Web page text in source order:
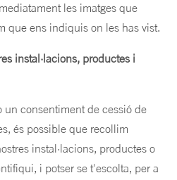
les imatges que
que ens indiquis on les has vist.
instal·lacions, productes i
un consentiment de cessió de
és possible que recollim
instal·lacions, productes o
i potser se t'escolta, per a